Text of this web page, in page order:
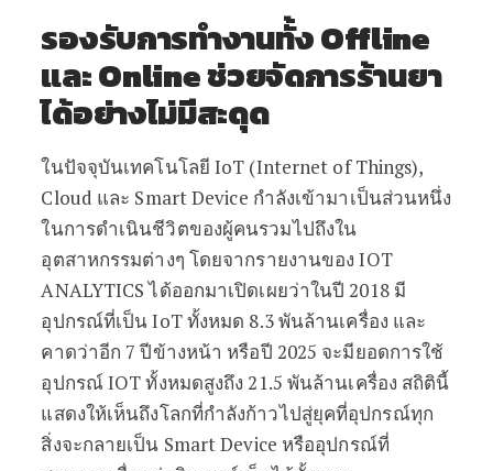
ระบบขายแบบ Offline และ Online ขาย
รองรับการทำงานทั้งOffline
และ Online ช่วยจัดการร้านยา
ได้อย่างไม่มีสะดุด
ในปัจจุบันเทคโนโลยี IoT (Internet of Things),
Cloud และ Smart Device กำลังเข้ามาเป็นส่วนหนึ่ง
ในการดำเนินชีวิตของผู้คนรวมไปถึงใน
อุตสาหกรรมต่างๆ โดยจากรายงานของ IOT
ANALYTICS ได้ออกมาเปิดเผยว่าในปี 2018 มี
อุปกรณ์ที่เป็น IoT ทั้งหมด 8.3 พันล้านเครื่อง และ
คาดว่าอีก 7 ปีข้างหน้า หรือปี 2025 จะมียอดการใช้
อุปกรณ์ IOT ทั้งหมดสูงถึง 21.5 พันล้านเครื่อง สถิตินี้
แสดงให้เห็นถึงโลกที่กำลังก้าวไปสู่ยุคที่อุปกรณ์ทุก
สิ่งจะกลายเป็น Smart Device หรืออุปกรณ์ที่